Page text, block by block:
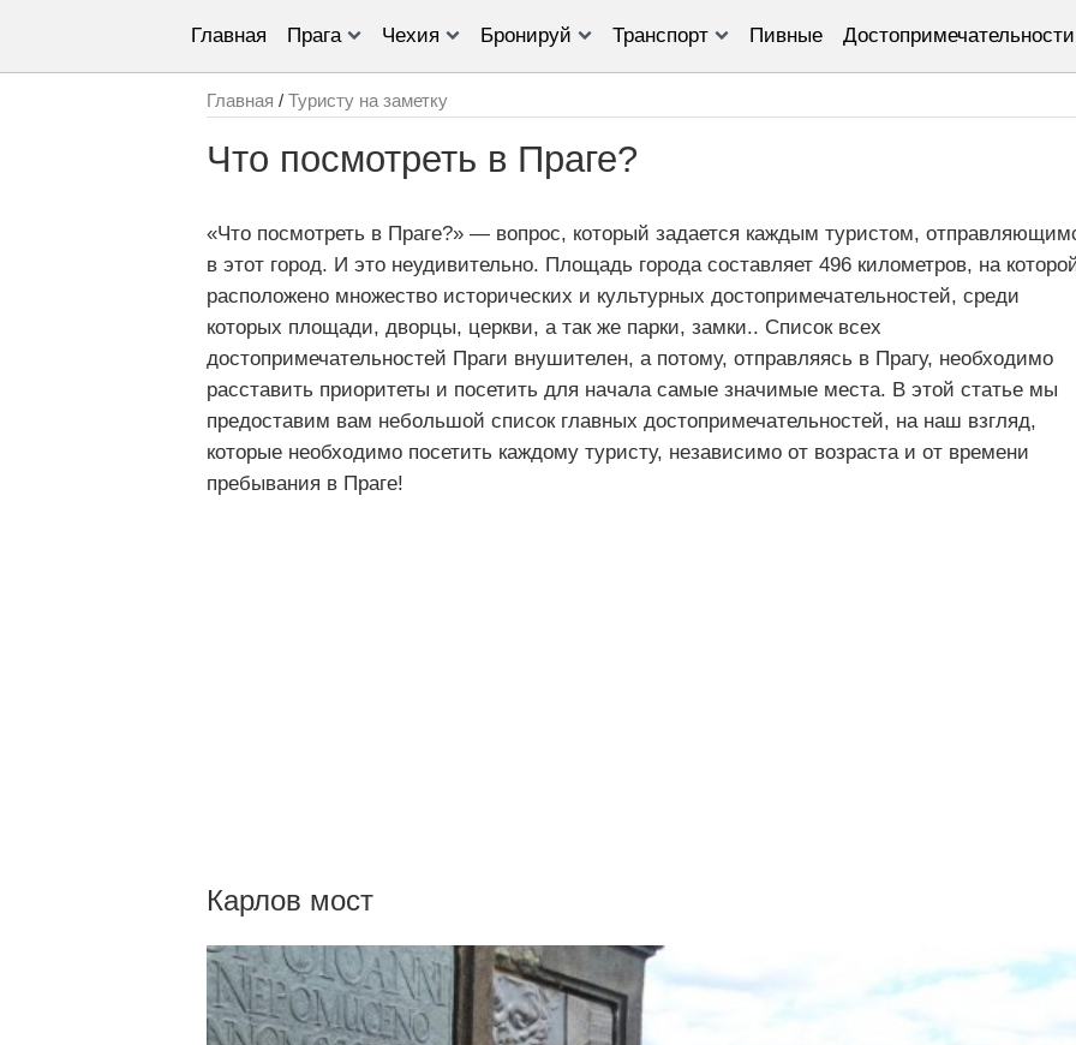
Главная Прага Чехия Бронируй Транспорт Пивные Достопримечательности
Главная / Туристу на заметку
Что посмотреть в Праге?
«Что посмотреть в Праге?» — вопрос, который задается каждым туристом,
в этот город. И это неудивительно. Площадь города составляет 496 километров, на
расположено множество исторических и культурных достопримечательностей, среди
которых площади, дворцы, церкви, а так же парки, замки.. Список всех
достопримечательностей Праги внушителен, а потому, отправляясь в Прагу, необходимо
расставить приоритеты и посетить для начала самые значимые места. В этой статье мы
предоставим вам небольшой список главных достопримечательностей, на наш взгляд,
которые необходимо посетить каждому туристу, независимо от возраста и от времени
пребывания в Праге!
Карлов мост